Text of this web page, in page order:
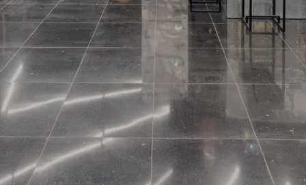
Заказать тур